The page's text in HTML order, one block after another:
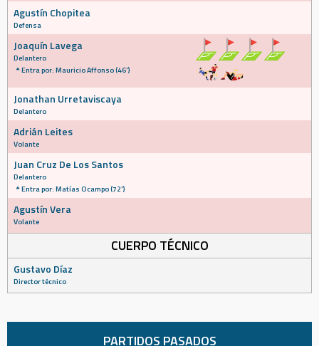
Agustín Chopitea
Defensa
Joaquín Lavega
Delantero
Entra por: Mauricio Affonso (46')
Jonathan Urretaviscaya
Delantero
Adrián Leites
Volante
Juan Cruz De Los Santos
Delantero
Entra por: Matías Ocampo (72')
Agustín Vera
Volante
CUERPO TÉCNICO
Gustavo Díaz
Director técnico
PARTIDOS PASADOS